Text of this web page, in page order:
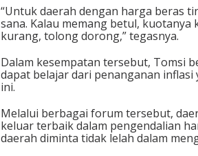
“Untuk daerah dengan harga beras
sana. Kalau memang betul,
kurang, tolong dorong,” tegasnya.
Dalam kesempatan tersebut, Tomsi
dapat belajar dari penanganan inflasi
ini.
Melalui berbagai forum tersebut,
keluar terbaik dalam pengendalian
daerah diminta tidak lelah dalam